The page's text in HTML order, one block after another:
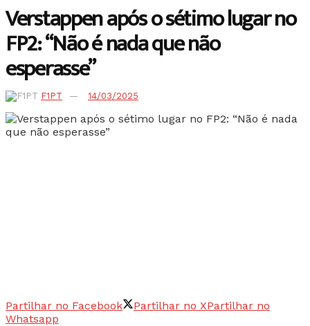
Verstappen após o sétimo lugar no
FP2: “Não é nada que não
esperasse”
F1PT 14/03/2025
Partilhar no Facebook Partilhar no XPartilhar no
Whatsapp